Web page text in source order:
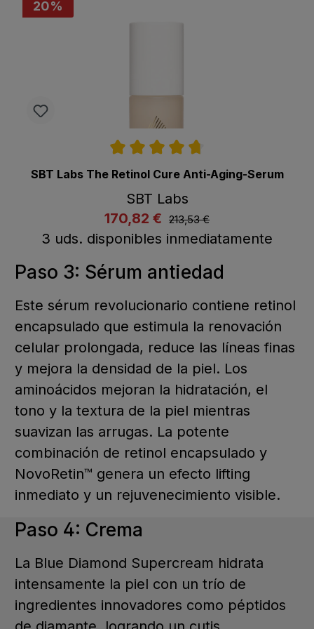
20%
Calificación promedio de 4.7 de 5 estrellas
SBT Labs The Retinol Cure Anti-Aging-Serum
SBT Labs
listing.listPriceLabel
170,82 € listing.regularPriceLabel
213,53 €
3 uds. disponibles inmediatamente
Comprar ahora A la cesta
Paso 3: Sérum antiedad
Este sérum revolucionario contiene retinol
encapsulado que estimula la renovación
celular prolongada, reduce las líneas finas
y mejora la densidad de la piel. Los
aminoácidos mejoran la hidratación, el
tono y la textura de la piel mientras
suavizan las arrugas. La potente
combinación de retinol encapsulado y
NovoRetin™ genera un efecto lifting
inmediato y un rejuvenecimiento visible.
Paso 4: Crema
La Blue Diamond Supercream hidrata
intensamente la piel con un trío de
ingredientes innovadores como péptidos